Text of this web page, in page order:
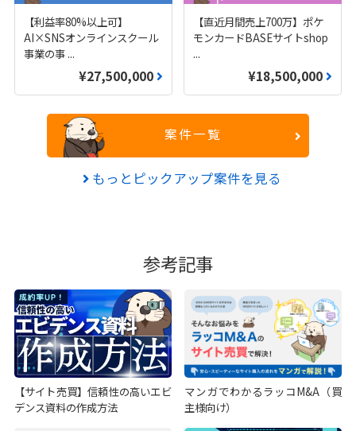
【利益率80%以上可】
AI×SNSオンラインスクール
事業の事 ...
¥27,500,000
【直近月間売上700万】ポケ
モンカードBASEサイトshop
...
¥18,500,000
案件一覧
もっとピックアップ案件を見る
参考記事
【サイト売買】信頼性の高いエビ
デンス資料の作成方法
マンガでわかるラッコM&A（買
主様向け）